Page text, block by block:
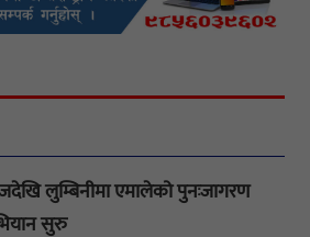
लुम्बिनीमा एमालेको पुनःजागरण
सुरु